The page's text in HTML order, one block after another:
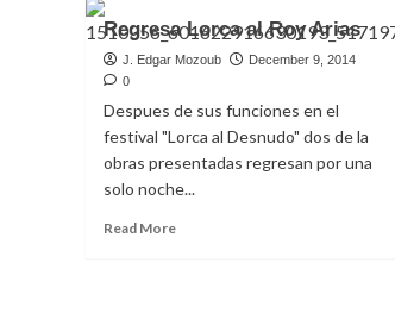
FESTIVAL
DE
–
COMISIONADO
Regresa Lorca al Roy Arias
J. Edgar Mozoub
December 9, 2014
0
Despues de sus funciones en el
festival "Lorca al Desnudo" dos de la
obras presentadas regresan por una
solo noche...
Read MoreRead